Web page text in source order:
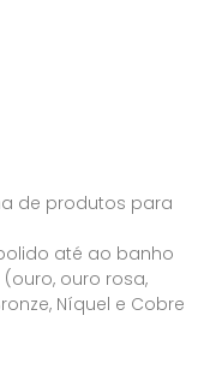
de produtos para
até ao banho
ouro rosa,
Níquel e Cobre